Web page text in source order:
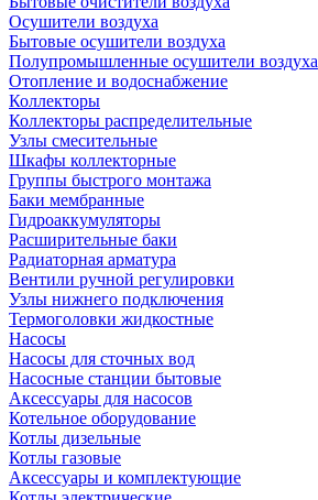
Осушители воздуха
Бытовые осушители воздуха
Полупромышленные осушители воздуха
Отопление и водоснабжение
Коллекторы
Коллекторы распределительные
Узлы смесительные
Шкафы коллекторные
Группы быстрого монтажа
Баки мембранные
Гидроаккумуляторы
Расширительные баки
Радиаторная арматура
Вентили ручной регулировки
Узлы нижнего подключения
Термоголовки жидкостные
Насосы
Насосы для сточных вод
Насосные станции бытовые
Аксессуары для насосов
Котельное оборудование
Котлы дизельные
Котлы газовые
Аксессуары и комплектующие